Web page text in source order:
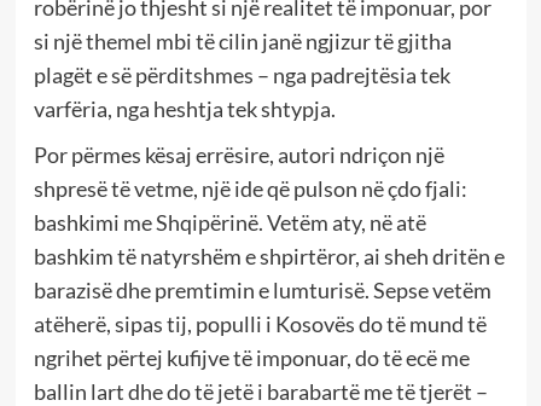
robërinë jo thjesht si një realitet të imponuar, por
si një themel mbi të cilin janë ngjizur të gjitha
plagët e së përditshmes – nga padrejtësia tek
varfëria, nga heshtja tek shtypja.
Por përmes kësaj errësire, autori ndriçon një
shpresë të vetme, një ide që pulson në çdo fjali:
bashkimi me Shqipërinë. Vetëm aty, në atë
bashkim të natyrshëm e shpirtëror, ai sheh dritën e
barazisë dhe premtimin e lumturisë. Sepse vetëm
atëherë, sipas tij, populli i Kosovës do të mund të
ngrihet përtej kufijve të imponuar, do të ecë me
ballin lart dhe do të jetë i barabartë me të tjerët –